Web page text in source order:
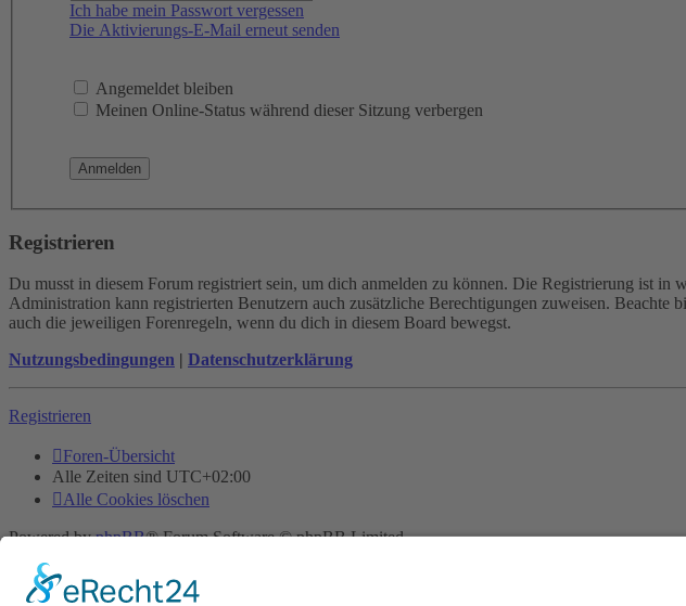
Ich habe mein Passwort vergessen
Die Aktivierungs-E-Mail erneut senden
Angemeldet bleiben
Meinen Online-Status während dieser Sitzung verbergen
Registrieren
Du musst in diesem Forum registriert sein, um dich anmelden zu können. Die Registrierung ist
Administration kann registrierten Benutzern auch zusätzliche Berechtigungen zuweisen.
auch die jeweiligen Forenregeln, wenn du dich in diesem Board bewegst.
Nutzungsbedingungen | Datenschutzerklärung
Registrieren
Foren-Übersicht
Alle Zeiten sind UTC+02:00
Alle Cookies löschen
Powered byphpBB® Forum Software © phpBB Limited
Deutsche Übersetzung durch